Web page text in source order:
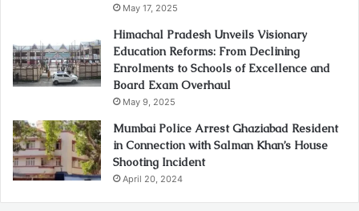
May 17, 2025
Himachal Pradesh Unveils Visionary
Education Reforms: From Declining
Enrolments to Schools of Excellence and
Board Exam Overhaul
May 9, 2025
Mumbai Police Arrest Ghaziabad Resident
in Connection with Salman Khan’s House
Shooting Incident
April 20, 2024